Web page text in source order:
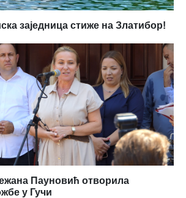
заједница стиже на Златибор!
Пауновић отворила
у Гучи